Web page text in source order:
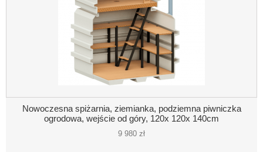
Nowoczesna spiżarnia, ziemianka, podziemna piwniczka
ogrodowa, wejście od góry, 120x 120x 140cm
9 980 zł